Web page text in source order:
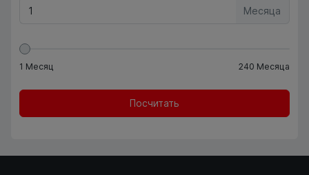
Месяца
1 Месяц 240 Месяца
Посчитать